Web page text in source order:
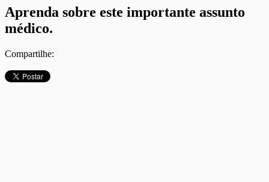
Aprenda sobre este importante assunto
médico.
Compartilhe: